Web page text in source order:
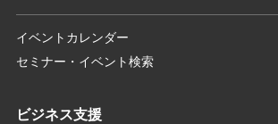
イベントカレンダー
セミナー・イベント検索
ビジネス支援